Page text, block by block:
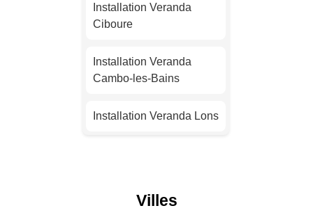
Installation Veranda
Nantes
Installation Veranda
Strasbourg
Installation Veranda
Installation Veranda
Ciboure
Installation Veranda
Cambo-les-Bains
Installation Veranda Lons
Installation Veranda
Villes